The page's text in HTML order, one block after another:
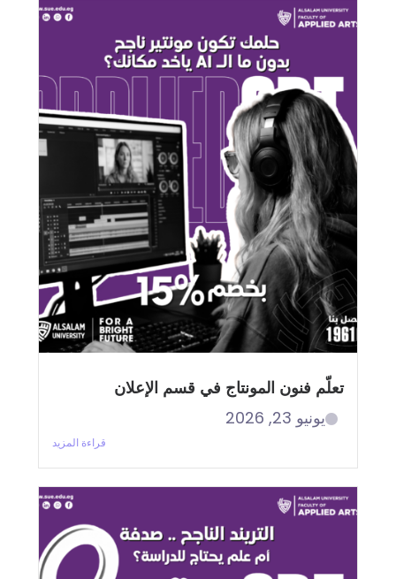
تعلّم فنون المونتاج في قسم الإعلان
يونيو 23, 2026
قراءة المزيد